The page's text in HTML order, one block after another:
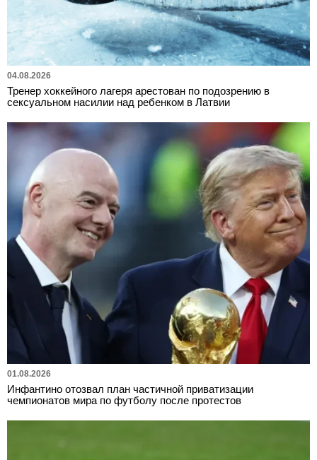
04.08.2026
Тренер хоккейного лагеря арестован по подозрению в
сексуальном насилии над ребенком в Латвии
01.08.2026
Инфантино отозвал план частичной приватизации
чемпионатов мира по футболу после протестов